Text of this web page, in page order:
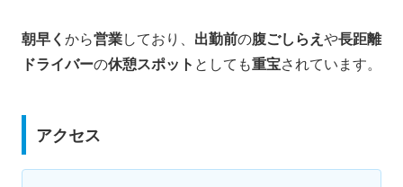
朝早く から営業しており、 出勤前の腹ごしらえや長距離
ドライバーの休憩スポット としても重宝されています。
アクセス